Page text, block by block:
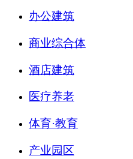
办公建筑
商业综合体
酒店建筑
医疗养老
体育·教育
产业园区